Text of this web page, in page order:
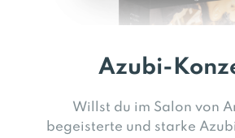
Azubi-
Willst du im Salon von
begeisterte und starke